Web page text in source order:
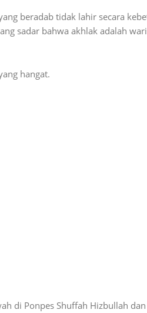
beradab tidak lahir secara
sadar bahwa akhlak adalah
hangat.
di Ponpes Shuffah Hizbullah dan